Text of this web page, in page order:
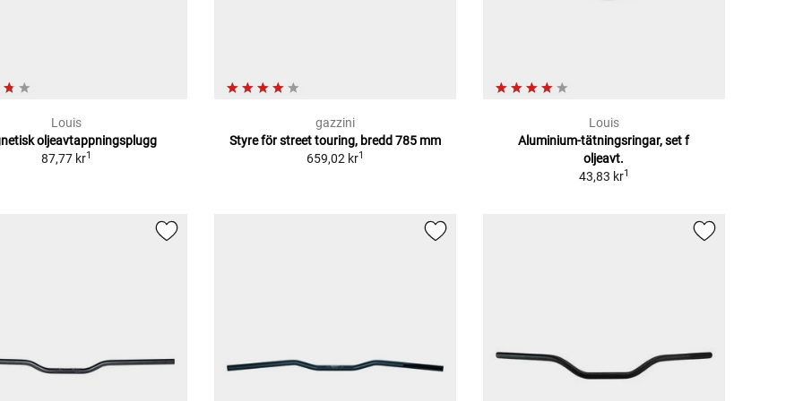
Louis
oljeavtappningsplugg
87,77 kr1
gazzini
Styre för street touring, bredd 785 mm
659,02 kr1
Louis
Aluminium-tätningsringar, set f
oljeavt.
43,83 kr1